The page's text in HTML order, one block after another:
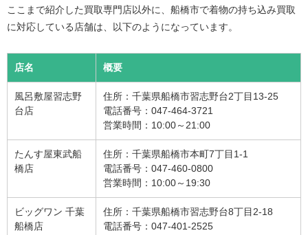
ここまで紹介した買取専門店以外に、船橋市で着物の持ち込み買取
に対応している店舗は、以下のようになっています。
店名 概要
風呂敷屋習志野
台店
住所：千葉県船橋市習志野台2丁目13-25
電話番号：047-464-3721
営業時間：10:00～21:00
たんす屋東武船
橋店
住所：千葉県船橋市本町7丁目1-1
電話番号：047-460-0800
営業時間：10:00～19:30
ビッグワン 千葉
船橋店
住所：千葉県船橋市習志野台8丁目2-18
電話番号：047-401-2525